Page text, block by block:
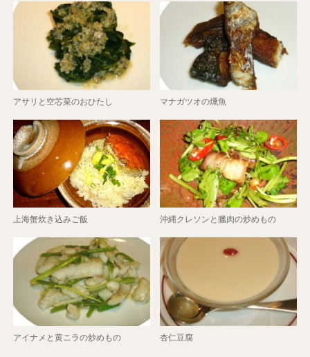
アサリと空芯菜のおひたし マナガツオの燻魚
上海蟹炊き込みご飯 沖縄クレソンと臘肉の炒めもの
アイナメと黄ニラの炒めもの 杏仁豆腐